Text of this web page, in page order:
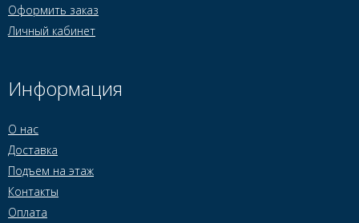
Оформить заказ
Личный кабинет
Информация
О нас
Доставка
Подъем на этаж
Контакты
Оплата